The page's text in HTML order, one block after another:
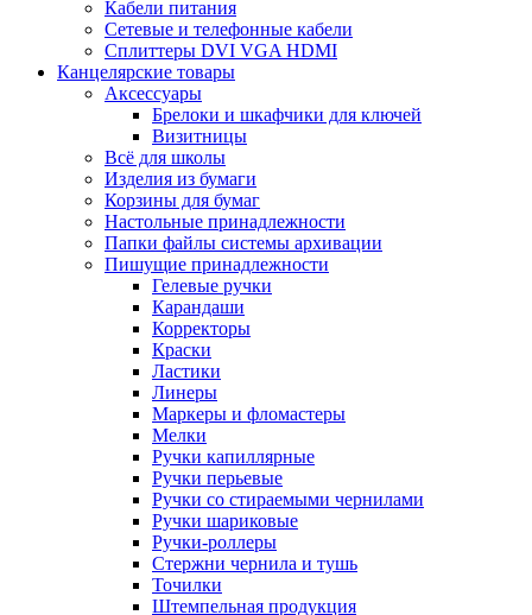
Кабели питания
Сетевые и телефонные кабели
Сплиттеры DVI VGA HDMI
Канцелярские товары
Аксессуары
Брелоки и шкафчики для ключей
Визитницы
Всё для школы
Изделия из бумаги
Корзины для бумаг
Настольные принадлежности
Папки файлы системы архивации
Пишущие принадлежности
Гелевые ручки
Карандаши
Корректоры
Краски
Ластики
Линеры
Маркеры и фломастеры
Мелки
Ручки капиллярные
Ручки перьевые
Ручки со стираемыми чернилами
Ручки шариковые
Ручки-роллеры
Стержни чернила и тушь
Точилки
Штемпельная продукция